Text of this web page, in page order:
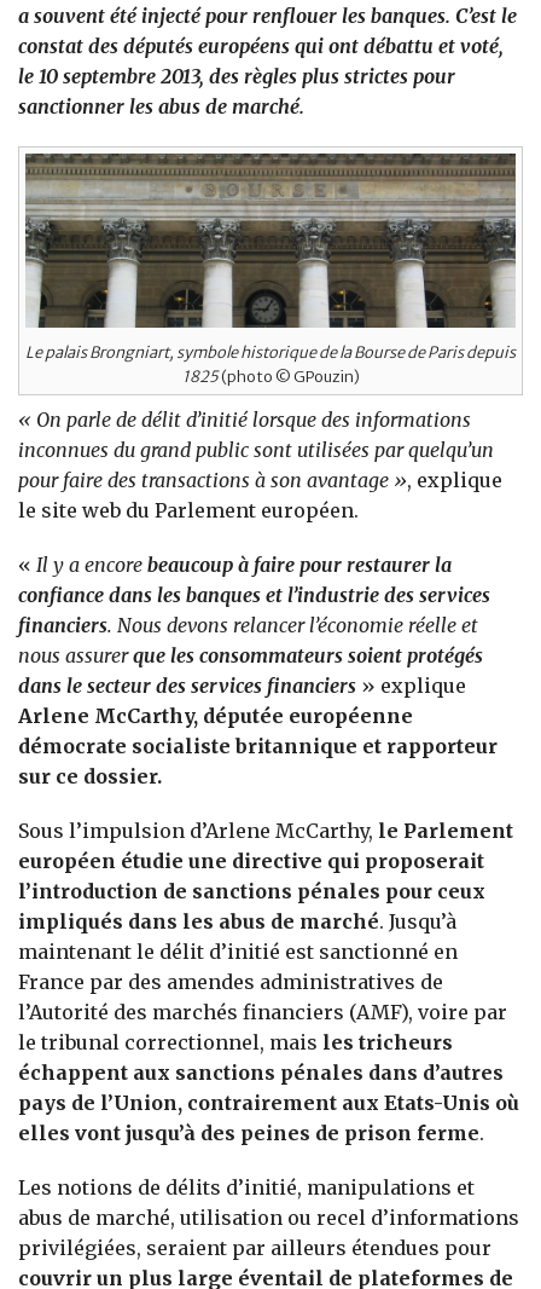
a souvent été injecté pour renflouer les banques. C’est le
constat des députés européens qui ont débattu et voté,
le 10 septembre 2013, des règles plus strictes pour
sanctionner les abus de marché.
Le palais Brongniart, symbole historique de la Bourse de Paris depuis
1825(photo © GPouzin)
« On parle de délit d’initié lorsque des informations
inconnues du grand public sont utilisées par quelqu’un
pour faire des transactions à son avantage », explique
le site web du Parlement européen.
« Il y a encore beaucoup à faire pour restaurer la
confiance dans les banques et l’industrie des services
financiers. Nous devons relancer l’économie réelle et
nous assurerque les consommateurs soient protégés
dans le secteur des services financiers » explique
Arlene McCarthy, députée européenne
démocrate socialiste britannique et rapporteur
sur ce dossier.
Sous l’impulsion d’Arlene McCarthy, le Parlement
européen étudie une directive qui proposerait
l’introduction de sanctions pénales pour ceux
impliqués dans les abus de marché. Jusqu’à
maintenant le délit d’initié est sanctionné en
France par des amendes administratives de
l’Autorité des marchés financiers (AMF), voire par
le tribunal correctionnel, mais les tricheurs
échappent aux sanctions pénales dans d’autres
pays de l’Union, contrairement aux Etats-Unis où
elles vont jusqu’à des peines de prison ferme.
Les notions de délits d’initié, manipulations et
abus de marché, utilisation ou recel d’informations
privilégiées, seraient par ailleurs étendues pour
couvrir un plus large éventail de plateformes de